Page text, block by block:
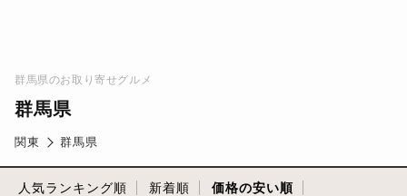
群馬県のお取り寄せグルメ
群馬県
関東 群馬県
人気ランキング順 新着順
価格の安い順